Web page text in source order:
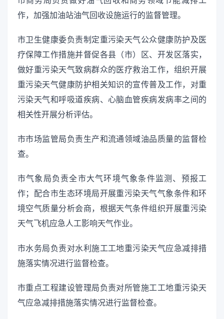
作，加强加油站油气回收设施运行的监督管理。
市卫生健康委负责制定重污染天气公众健康防护及医
疗保障工作措施并督促各县（市）区、开发区落实，
做好重污染天气致病群众的医疗救治工作，组织开展
重污染天气健康防护相关知识的宣传普及工作，对重
污染天气和呼吸道疾病、心脑血管疾病发病率之间的
相关性开展分析评估。
市市场监管局负责生产和流通领域油品质量的监督检
查。
市气象局负责全市大气环境气象条件监测、预报工
作；配合市生态环境局开展重污染天气气象条件和环
境空气质量分析会商，根据天气条件组织开展重污染
天气飞机应急人工影响天气作业。
市水务局负责对水利施工工地重污染天气应急减排措
施落实情况进行监督检查。
市重点工程建设管理局负责对所管施工工地重污染天
气应急减排措施落实情况进行监督检查。